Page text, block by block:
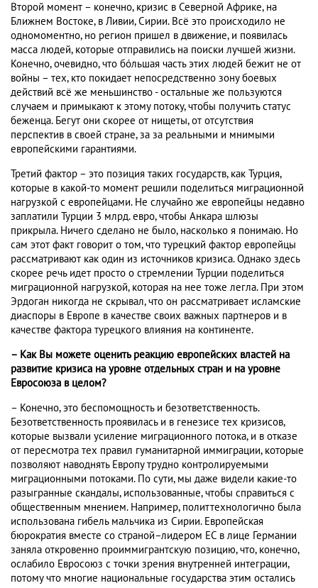
Второй момент – конечно, кризис в Северной Африке, на
Ближнем Востоке, в Ливии, Сирии. Всё это происходило не
одномоментно, но регион пришел в движение, и появилась
масса людей, которые отправились на поиски лучшей жизни.
Конечно, очевидно, что бóльшая часть этих людей бежит не от
войны – тех, кто покидает непосредственно зону боевых
действий всё же меньшинство - остальные же пользуются
случаем и примыкают к этому потоку, чтобы получить статус
беженца. Бегут они скорее от нищеты, от отсутствия
перспектив в своей стране, за за реальными и мнимыми
европейскими гарантиями.
Третий фактор – это позиция таких государств, как Турция,
которые в какой-то момент решили поделиться миграционной
нагрузкой с европейцами. Не случайно же европейцы недавно
заплатили Турции 3 млрд. евро, чтобы Анкара шлюзы
прикрыла. Ничего сделано не было, насколько я понимаю. Но
сам этот факт говорит о том, что турецкий фактор европейцы
рассматривают как один из источников кризиса. Однако здесь
скорее речь идет просто о стремлении Турции поделиться
миграционной нагрузкой, которая на нее тоже легла. При этом
Эрдоган никогда не скрывал, что он рассматривает исламские
диаспоры в Европе в качестве своих важных партнеров и в
качестве фактора турецкого влияния на континенте.
– Как Вы можете оценить реакцию европейских властей на
развитие кризиса на уровне отдельных стран и на уровне
Евросоюза в целом?
– Конечно, это беспомощность и безответственность.
Безответственность проявилась и в генезисе тех кризисов,
которые вызвали усиление миграционного потока, и в отказе
от пересмотра тех правил гуманитарной иммиграции, которые
позволяют наводнять Европу трудно контролируемыми
миграционными потоками. По сути, мы даже видели какие-то
разыгранные скандалы, использованные, чтобы справиться с
общественным мнением. Например, политтехнологично была
использована гибель мальчика из Сирии. Европейская
бюрократия вместе со страной–лидером ЕС в лице Германии
заняла откровенно проиммигрантскую позицию, что, конечно,
ослабило Евросоюз с точки зрения внутренней интеграции,
потому что многие национальные государства этим остались